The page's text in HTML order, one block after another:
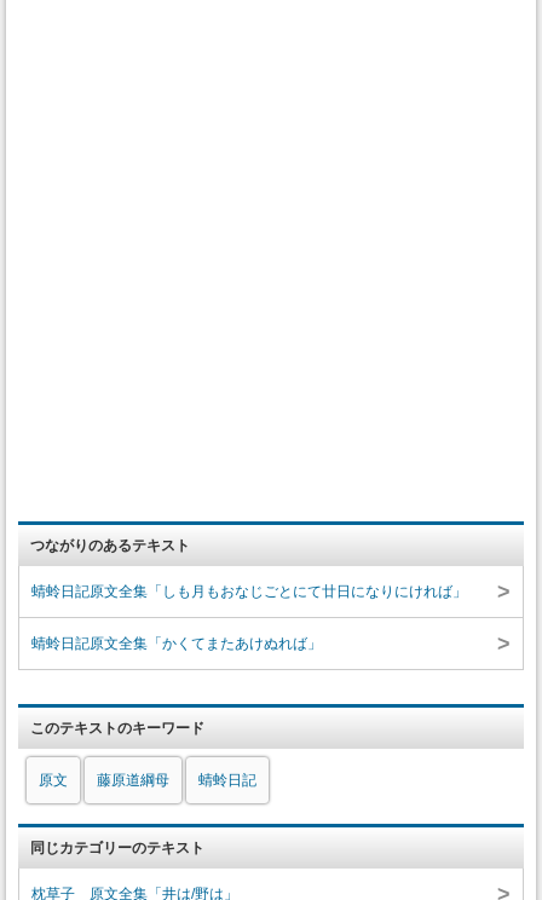
つながりのあるテキスト
蜻蛉日記原文全集「しも月もおなじごとにて廿日になりにければ」 >
蜻蛉日記原文全集「かくてまたあけぬれば」 >
このテキストのキーワード
原文 藤原道綱母 蜻蛉日記
同じカテゴリーのテキスト
枕草子 原文全集「井は/野は」 >